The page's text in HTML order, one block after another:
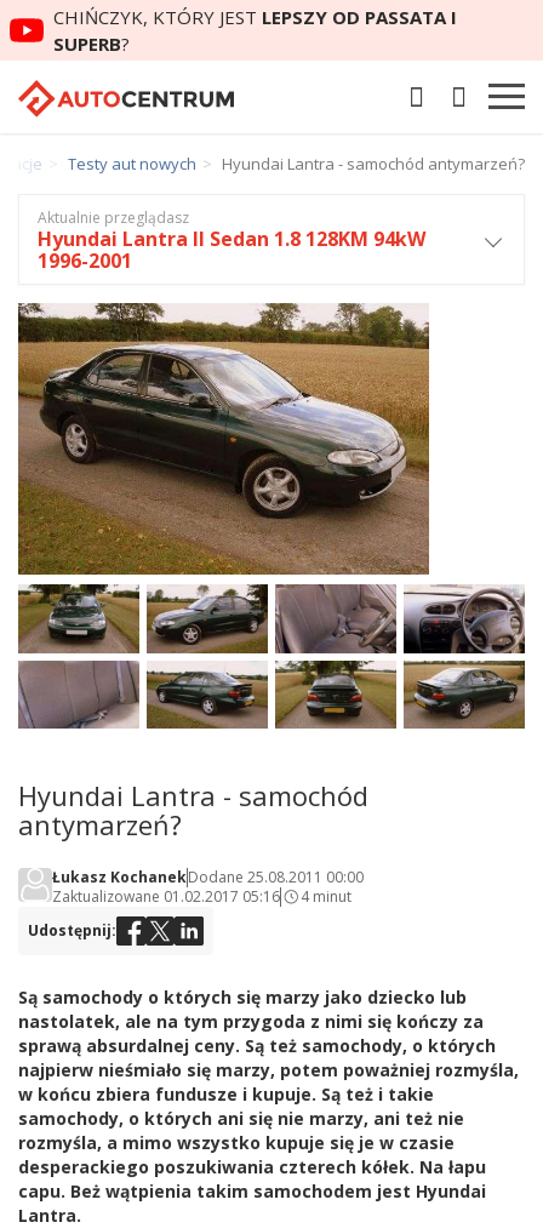
CHIŃCZYK, KTÓRY JEST LEPSZY OD PASSATA I
SUPERB?
Testy aut nowych Hyundai Lantra - samochód antymarzeń?
Hyundai Lantra - samochód
antymarzeń?
Łukasz KochanekDodane 25.08.2011 00:00
Zaktualizowane 01.02.2017 05:16
4 minut
Udostępnij:
Są samochody o których się marzy jako dziecko lub
nastolatek, ale na tym przygoda z nimi się kończy za
sprawą absurdalnej ceny. Są też samochody, o których
najpierw nieśmiało się marzy, potem poważniej rozmyśla,
w końcu zbiera fundusze i kupuje. Są też i takie
samochody, o których ani się nie marzy, ani też nie
rozmyśla, a mimo wszystko kupuje się je w czasie
desperackiego poszukiwania czterech kółek. Na łapu
capu. Beż wątpienia takim samochodem jest Hyundai
Lantra.
Aktualnie przeglądasz
Hyundai Lantra II Sedan 1.8 128KM 94kW
1996-2001